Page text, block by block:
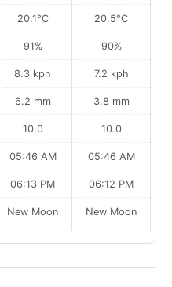
20.1°C
91%
8.3 kph
6.2 mm
10.0
05:46 AM
06:13 PM
New Moon
20.5°C
90%
7.2 kph
3.8 mm
10.0
05:46 AM
06:12 PM
New Moon